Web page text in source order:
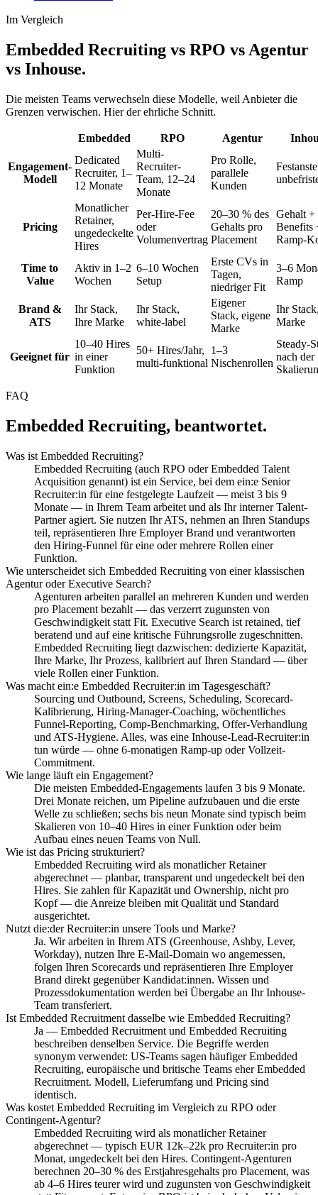
Im Vergleich
Embedded Recruiting vs RPO vs Agentur
vs Inhouse.
Die meisten Teams verwechseln diese Modelle, weil Anbieter die
Grenzen verwischen. Hier der ehrliche Schnitt.
Embedded RPO Agentur
Engagement-
Modell
Dedicated
Recruiter, 1–
12 Monate
Multi-
Recruiter-
Team, 12–24
Monate
Pro Rolle,
parallele
Kunden
Pricing
Monatlicher
Retainer,
ungedeckelte
Hires
Per-Hire-Fee
oder
Volumenvertrag
20–30 % des
Gehalts pro
Placement
Gehalt +
Benefits
Ramp-
Time to
Value
Aktiv in 1–2
Wochen
6–10 Wochen
Setup
Erste CVs in
Tagen,
niedriger Fit
3–6
Ramp
Brand &
ATS
Ihr Stack,
Ihre Marke
Ihr Stack,
white-label
Eigener
Stack, eigene
Marke
Ihr
Marke
Geeignet für
10–40 Hires
in einer
Funktion
50+ Hires/Jahr,
multi-funktional
1–3
Nischenrollen
Steady-
nach der
FAQ
Embedded Recruiting, beantwortet.
Was ist Embedded Recruiting?
Embedded Recruiting (auch RPO oder Embedded Talent
Acquisition genannt) ist ein Service, bei dem ein:e Senior
Recruiter:in für eine festgelegte Laufzeit — meist 3 bis 9
Monate — in Ihrem Team arbeitet und als Ihr interner Talent-
Partner agiert. Sie nutzen Ihr ATS, nehmen an Ihren Standups
teil, repräsentieren Ihre Employer Brand und verantworten
den Hiring-Funnel für eine oder mehrere Rollen einer
Funktion.
Wie unterscheidet sich Embedded Recruiting von einer klassischen
Agentur oder Executive Search?
Agenturen arbeiten parallel an mehreren Kunden und werden
pro Placement bezahlt — das verzerrt zugunsten von
Geschwindigkeit statt Fit. Executive Search ist retained, tief
beratend und auf eine kritische Führungsrolle zugeschnitten.
Embedded Recruiting liegt dazwischen: dedizierte Kapazität,
Ihre Marke, Ihr Prozess, kalibriert auf Ihren Standard — über
viele Rollen einer Funktion.
Was macht ein:e Embedded Recruiter:in im Tagesgeschäft?
Sourcing und Outbound, Screens, Scheduling, Scorecard-
Kalibrierung, Hiring-Manager-Coaching, wöchentliches
Funnel-Reporting, Comp-Benchmarking, Offer-Verhandlung
und ATS-Hygiene. Alles, was eine Inhouse-Lead-Recruiter:in
tun würde — ohne 6-monatigen Ramp-up oder Vollzeit-
Commitment.
Wie lange läuft ein Engagement?
Die meisten Embedded-Engagements laufen 3 bis 9 Monate.
Drei Monate reichen, um Pipeline aufzubauen und die erste
Welle zu schließen; sechs bis neun Monate sind typisch beim
Skalieren von 10–40 Hires in einer Funktion oder beim
Aufbau eines neuen Teams von Null.
Wie ist das Pricing strukturiert?
Embedded Recruiting wird als monatlicher Retainer
abgerechnet — planbar, transparent und ungedeckelt bei den
Hires. Sie zahlen für Kapazität und Ownership, nicht pro
Kopf — die Anreize bleiben mit Qualität und Standard
ausgerichtet.
Nutzt die:der Recruiter:in unsere Tools und Marke?
Ja. Wir arbeiten in Ihrem ATS (Greenhouse, Ashby, Lever,
Workday), nutzen Ihre E-Mail-Domain wo angemessen,
folgen Ihren Scorecards und repräsentieren Ihre Employer
Brand direkt gegenüber Kandidat:innen. Wissen und
Prozessdokumentation werden bei Übergabe an Ihr Inhouse-
Team transferiert.
Ist Embedded Recruitment dasselbe wie Embedded Recruiting?
Ja — Embedded Recruitment und Embedded Recruiting
beschreiben denselben Service. Die Begriffe werden
synonym verwendet: US-Teams sagen häufiger Embedded
Recruiting, europäische und britische Teams eher Embedded
Recruitment. Modell, Lieferumfang und Pricing sind
identisch.
Was kostet Embedded Recruiting im Vergleich zu RPO oder
Contingent-Agentur?
Embedded Recruiting wird als monatlicher Retainer
abgerechnet — typisch EUR 12k–22k pro Recruiter:in pro
Monat, ungedeckelt bei den Hires. Contingent-Agenturen
berechnen 20–30 % des Erstjahresgehalts pro Placement, was
ab 4–6 Hires teurer wird und zugunsten von Geschwindigkeit